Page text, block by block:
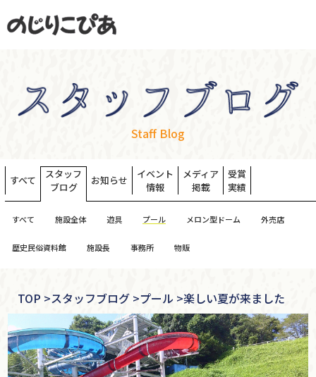
Staff Blog
すべて
スタッフ
ブログ
お知らせ
イベント
情報
メディア
掲載
受賞
実績
すべて 施設全体 遊具 プール メロン型ドーム 外売店
歴史民俗資料館 施設長 事務所 物販
TOP >スタッフブログ >プール >楽しい夏が来ました